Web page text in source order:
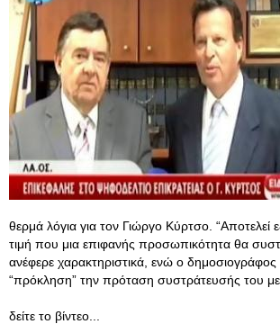
θερμά λόγια για τον Γιώργο Κύρτσο. “Αποτελεί
τιμή που μια επιφανής προσωπικότητα θα
ανέφερε χαρακτηριστικά, ενώ ο δημοσιογράφος
“πρόκληση” την πρόταση συστράτευσής του
δείτε το βίντεο...